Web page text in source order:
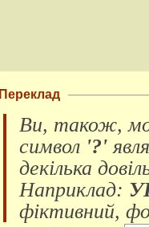
Переклад
Ви, також,
символ '?'
декілька
Наприклад:
фіктивний,